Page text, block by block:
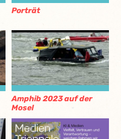
Porträt
Amphib 2023 auf der
Mosel